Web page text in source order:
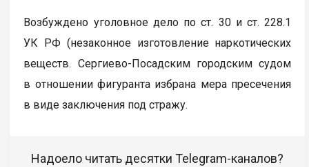
Возбуждено уголовное дело по ст. 30 и ст. 228.1
УК РФ (незаконное изготовление наркотических
веществ. Сергиево-Посадским городским судом
в отношении фигуранта избрана мера пресечения
в виде заключения под стражу.
Надоело читать десятки Telegram-каналов?